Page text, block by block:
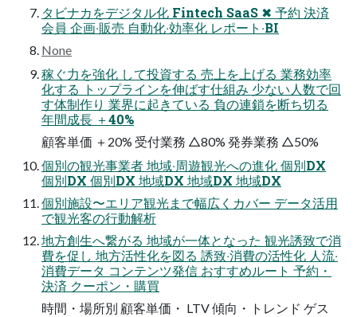
タビナカをデジタル化 Fintech SaaS ✖ 予約 決済
会員 企画‧販売 ⾃動化‧効率化 レポート‧BI
None
稼ぐ⼒を強化 して投資する 売上を上げる 業務効率
化する トップラインを伸ばす仕組み 少ない⼈数で回
す体制作り 業界に起きている 負の連鎖を断ち切る
年間成⻑ ＋40%
顧客単価 ＋20% 受付業務 △80% 発券業務 △50%
個別の観光事業者 地域‧周遊観光への進化 個別DX
個別DX 個別DX 地域DX 地域DX 地域DX
個別施設〜エリア観光まで幅広くカバー データ活⽤
で観光客の⾏動解析
地⽅創⽣へ繋がる 地域が⼀体となった 観光誘致で消
費を促し 地⽅活性化を図る 誘致‧消費の活性化 ⼈流‧
消費データ コンテンツ発信 おすすめルート 予約・
決済 クーポン・購買
時間・場所別 顧客単価・ LTV 傾向・トレンド ゲス